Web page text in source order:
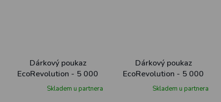
Dárkový poukaz
EcoRevolution - 5 000
Kč
Skladem u partnera
Dárkový poukaz
EcoRevolution - 5 000
Kč
Skladem u partnera